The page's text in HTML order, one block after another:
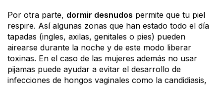
Por otra parte, dormir desnudos permite que tu piel
respire. Así algunas zonas que han estado todo el día
tapadas (ingles, axilas, genitales o pies) pueden
airearse durante la noche y de este modo liberar
toxinas. En el caso de las mujeres además no usar
pijamas puede ayudar a evitar el desarrollo de
infecciones de hongos vaginales como la candidiasis,